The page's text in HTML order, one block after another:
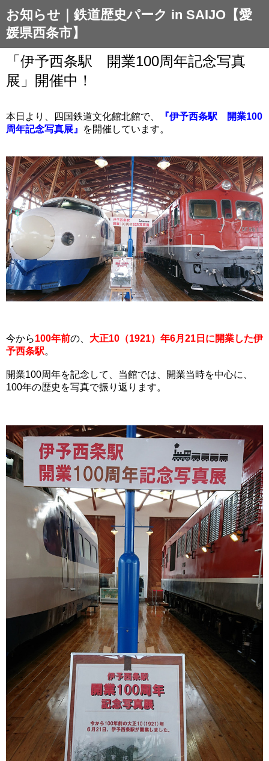
お知らせ｜鉄道歴史パーク in SAIJO【愛
媛県西条市】
「伊予西条駅 開業100周年記念写真
展」開催中！
本日より、四国鉄道文化館北館で、
『伊予西条駅 開業100
周年記念写真展』
を開催しています。
今から100年前の、 大正10（1921）年6月21日に開業した伊
予西条駅。
開業100周年を記念して、当館では、開業当時を中心に、
100年の歴史を写真で振り返ります。